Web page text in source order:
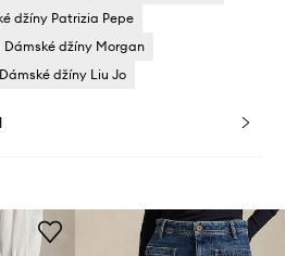
džíny Patrizia Pepe
Dámské džíny Morgan
Dámské džíny Liu Jo